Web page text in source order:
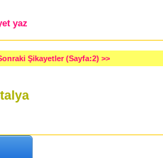
yaz
Şikayetler (Sayfa:2) >>